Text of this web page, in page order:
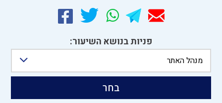
פניות בנושא השיעור:
מנהל האתר
בחר